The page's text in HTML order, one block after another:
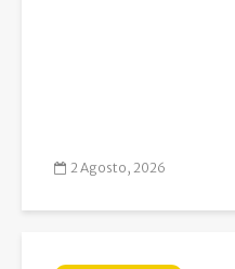
2 Agosto, 2026